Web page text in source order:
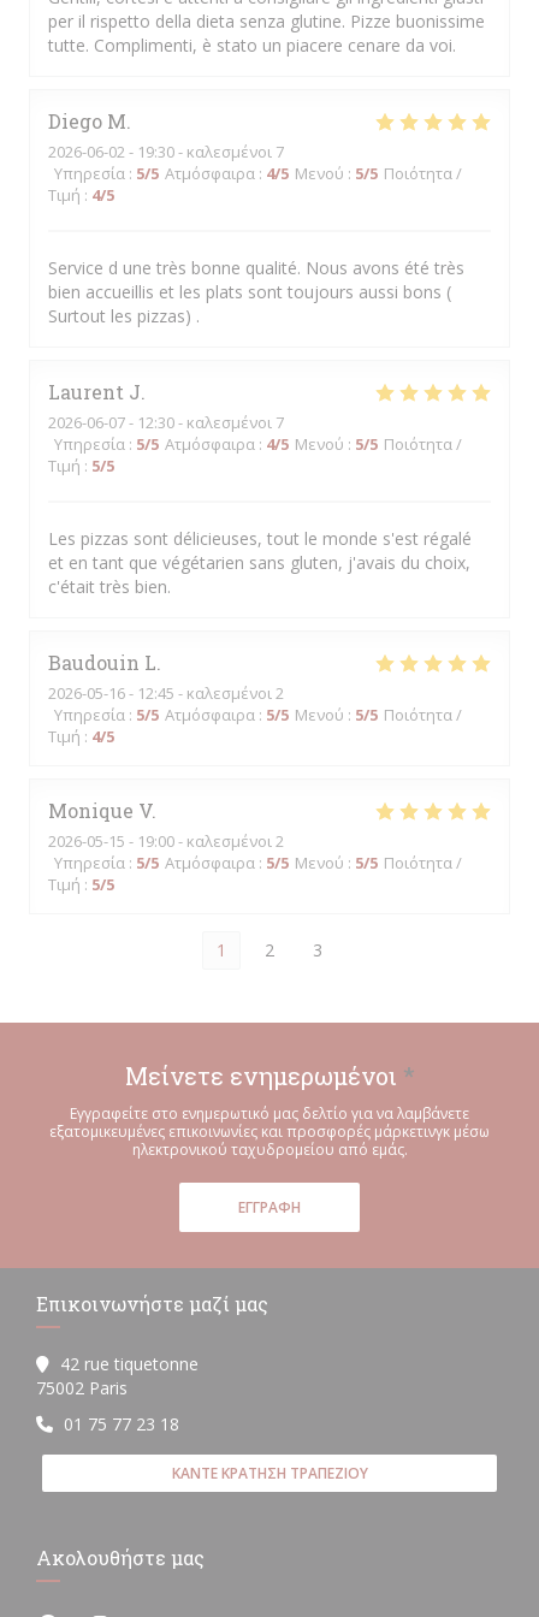
per il rispetto della dieta senza glutine. Pizze buonissime
tutte. Complimenti, è stato un piacere cenare da voi.
Diego M
2026-06-02 - 19:30 - καλεσμένοι 7
Υπηρεσία : 5/5 Ατμόσφαιρα : 4/5 Μενού : 5/5 Ποιότητα /
Τιμή : 4/5
Service d une très bonne qualité. Nous avons été très
bien accueillis et les plats sont toujours aussi bons (
Surtout les pizzas) .
Laurent J
2026-06-07- 12:30 - καλεσμένοι 7
Υπηρεσία : 5/5 Ατμόσφαιρα : 4/5 Μενού : 5/5 Ποιότητα /
Τιμή : 5/5
Les pizzas sont délicieuses, tout le monde s'est régalé
et en tant que végétarien sans gluten, j'avais du choix,
c'était très bien.
Baudouin L
2026-05-16- 12:45 - καλεσμένοι 2
Υπηρεσία : 5/5 Ατμόσφαιρα : 5/5 Μενού : 5/5 Ποιότητα /
Τιμή : 4/5
Monique V
2026-05-15 - 19:00 - καλεσμένοι 2
Υπηρεσία : 5/5 Ατμόσφαιρα : 5/5 Μενού : 5/5 Ποιότητα /
Τιμή : 5/5
1 2 3
Μείνετε ενημερωμένοι *
Εγγραφείτε στο ενημερωτικό μας δελτίο για να λαμβάνετε
εξατομικευμένες επικοινωνίες και προσφορές μάρκετινγκ μέσω
ηλεκτρονικού ταχυδρομείου από εμάς.
ΕΓΓΡΑΦΉ
Επικοινωνήστε μαζί μας
42 rue tiquetonne
75002 Paris
01 75 77 23 18
ΚΆΝΤΕ ΚΡΆΤΗΣΗ ΤΡΑΠΕΖΙΟΎ
Ακολουθήστε μας